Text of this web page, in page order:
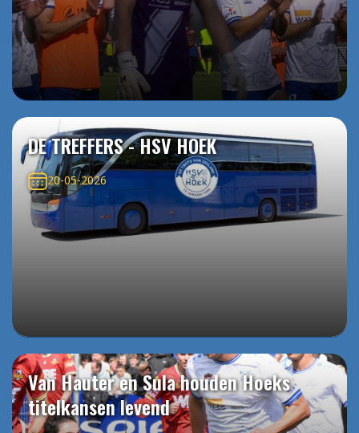
DE TREFFERS - HSV HOEK
20-05-2026
Van Hauter en Sula houden Hoeks
titelkansen levend